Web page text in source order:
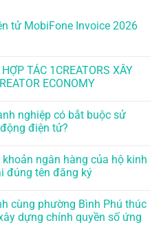
tử MobiFone Invoice 2026
TÁC 1CREATORS XÂY
ECONOMY
nghiệp có bắt buộc sử
điện tử?
ngân hàng của hộ kinh
đúng tên đăng ký
cùng phường Bình Phú thúc
dựng chính quyền số ứng